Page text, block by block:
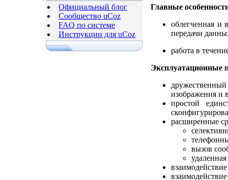
Официальный блог
Сообщество uCoz
FAQ по системе
Инструкции для uCoz
Главные
облегченная и
передачи
работа в
Эксплуатационные
изображения и
простой
расширенные
вызов